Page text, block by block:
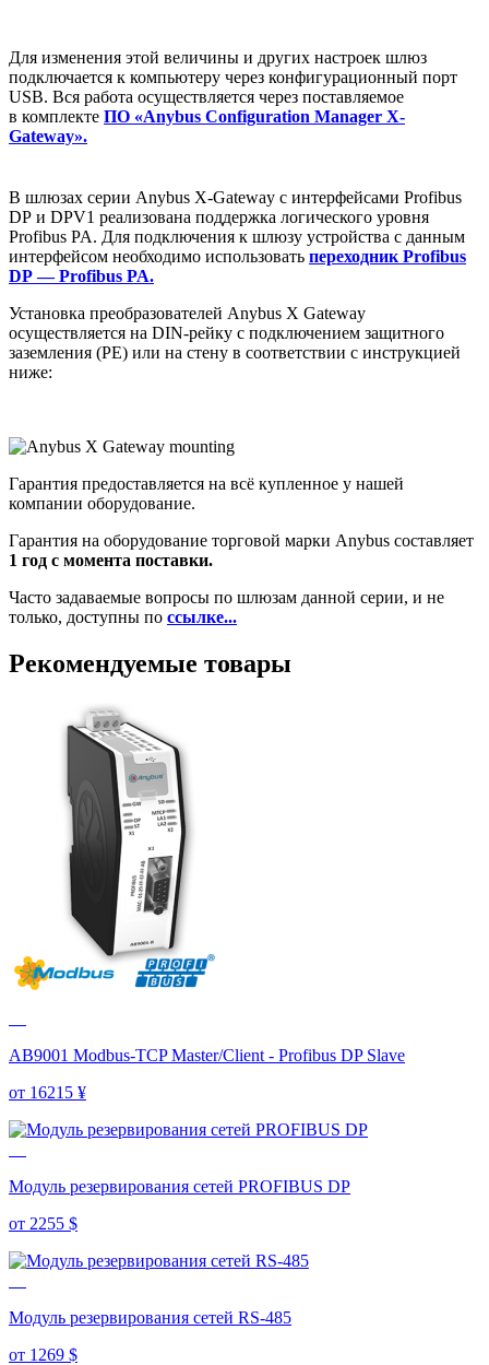
Для изменения этой величины и других настроек шлюз
подключается к компьютеру через конфигурационный порт
USB. Вся работа осуществляется через поставляемое
в комплекте ПО «Anybus Configuration Manager X-
Gateway».
В шлюзах серии Anybus X-Gateway с интерфейсами Profibus
DP и DPV1 реализована поддержка логического уровня
Profibus PA. Для подключения к шлюзу устройства с данным
интерфейсом необходимо использовать переходник Profibus
DP — Profibus PA.
Установка преобразователей Anybus X Gateway
осуществляется на DIN-рейку с подключением защитного
заземления (РЕ) или на стену в соответствии с инструкцией
ниже:
Гарантия предоставляется на всё купленное у нашей
компании оборудование.
Гарантия на оборудование торговой марки Anybus составляет
1 год с момента поставки.
Часто задаваемые вопросы по шлюзам данной серии, и не
только, доступны по ссылке...
Рекомендуемые товары
AB9001 Modbus-TCP Master/Client - Profibus DP Slave
от 16215 ¥
Модуль резервирования сетей PROFIBUS DP
от 2255 $
Модуль резервирования сетей RS-485
от 1269 $